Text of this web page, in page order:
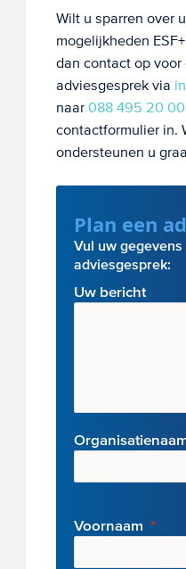
Wilt u sparren over
mogelijkheden
dan contact op
adviesgesprek via
naar 088 495 20 00
contactformulier in.
ondersteunen u
Plan een
Vul uw
adviesgesprek:
Uw bericht
Voornaam